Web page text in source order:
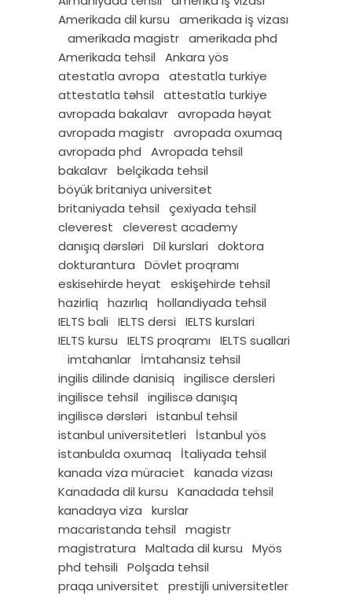
Amerikada dil kursu
amerikada iş vizası
amerikada magistr amerikada phd
Amerikada tehsil
Ankara yös
atestatla avropa
atestatla turkiye
attestatla təhsil
attestatla turkiye
avropada bakalavr avropada həyat
avropada magistr avropada oxumaq
avropada phd
Avropada tehsil
bakalavr belçikada tehsil
böyük britaniya universitet
britaniyada tehsil
çexiyada tehsil
cleverest
cleverest academy
danışıq dərsləri
Dil kurslari
doktora
dokturantura
Dövlet proqramı
eskisehirde heyat
eskişehirde tehsil
hazirliq
hazırlıq
hollandiyada tehsil
IELTS bali
IELTS dersi
IELTS kurslari
IELTS kursu
IELTS proqramı
IELTS suallari
imtahanlar
İmtahansiz tehsil
ingilis dilinde danisiq
ingilisce dersleri
ingilisce tehsil
ingiliscə danışıq
ingiliscə dərsləri
istanbul tehsil
istanbul universitetleri
İstanbul yös
istanbulda oxumaq
İtaliyada tehsil
kanada viza müraciet
kanada vizası
Kanadada dil kursu
Kanadada tehsil
kanadaya viza
kurslar
macaristanda tehsil
magistr
magistratura
Maltada dil kursu
Myös
phd tehsili
Polşada tehsil
praqa universitet
prestijli universitetler